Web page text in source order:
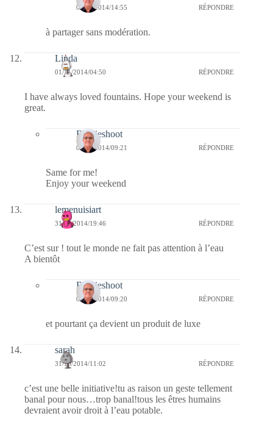
02/11/2014/14:55 RÉPONDRE
à partager sans modération.
Linda
01/11/2014/04:50 RÉPONDRE
I have always loved fountains. Hope your weekend is
great.
Bernieshoot
01/11/2014/09:21 RÉPONDRE
Same for me!
Enjoy your weekend
lemenuisiart
31/10/2014/19:46 RÉPONDRE
C’est sur ! tout le monde ne fait pas attention à l’eau
A bientôt
Bernieshoot
01/11/2014/09:20 RÉPONDRE
et pourtant ça devient un produit de luxe
sarah
31/10/2014/11:02 RÉPONDRE
c’est une belle initiative!tu as raison un geste tellement
banal pour nous…trop banal!tous les êtres humains
devraient avoir droit à l’eau potable.